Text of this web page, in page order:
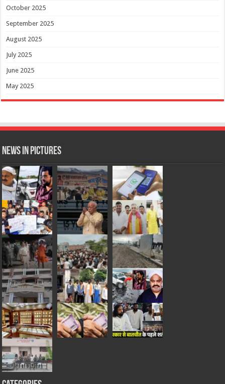
October 2025
September 2025
August 2025
July 2025
June 2025
May 2025
News in Pictures